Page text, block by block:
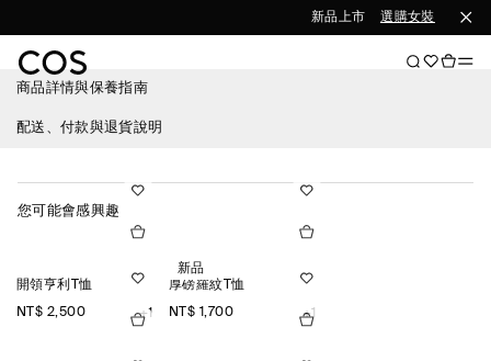
新品上市 選購女裝 選購男
商品詳情與保養指南
配送、付款與退貨說明
您可能會感興趣
開領亨利T恤
NT$ 2,500 +1
新品
厚磅羅紋T恤
NT$ 1,700 +1